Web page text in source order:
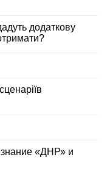
додаткову
«ДНР» и